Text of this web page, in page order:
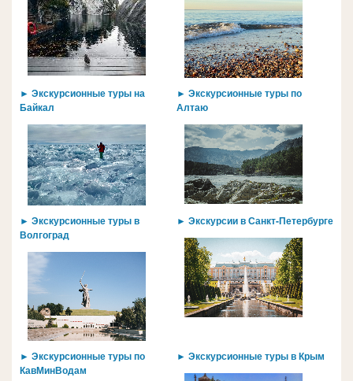
► Экскурсионные туры на
Байкал
► Экскурсионные туры по
Алтаю
► Экскурсионные туры в
Волгоград
► Экскурсии в Санкт-Петербурге
► Экскурсионные туры по
КавМинВодам
► Экскурсионные туры в Крым